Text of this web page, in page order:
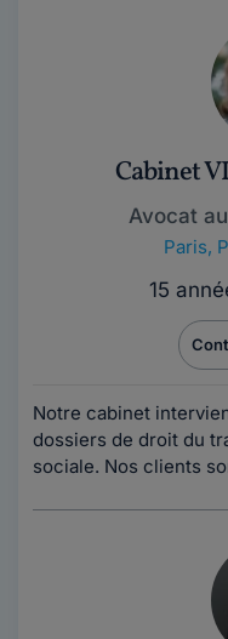
Cabinet
Avocat
Paris,
15
Notre cabinet
dossiers de droit du
sociale. Nos clients